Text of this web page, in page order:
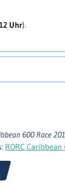
Uhr).
600 Race
RORC